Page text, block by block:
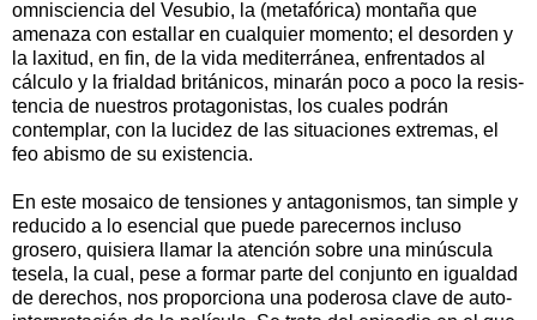
omnisciencia del Vesubio, la (metafórica) montaña que
amenaza con estallar en cualquier momento; el desorden y
la laxitud, en fin, de la vida mediterrá­nea, enfrentados al
cálculo y la frialdad británicos, minarán poco a poco la resis­
tencia de nuestros protagonistas, los cuales podrán
contemplar, con la lucidez de las situaciones extremas, el
feo abismo de su existencia.
En este mosaico de tensiones y antagonismos, tan simple y
reducido a lo esencial que puede parecernos incluso
grosero, quisiera llamar la atención sobre una minúscula
tesela, la cual, pese a formar parte del conjunto en igualdad
de derechos, nos proporciona una poderosa clave de auto-